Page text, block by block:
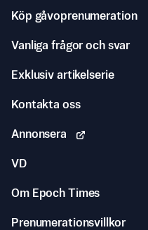
Köp gåvoprenumeration
Vanliga frågor och svar
Exklusiv artikelserie
Kontakta oss
Annonsera
VD
Om Epoch Times
Prenumerationsvillkor